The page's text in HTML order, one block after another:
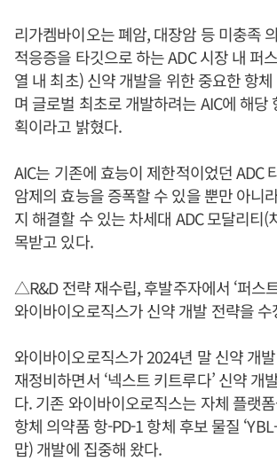
리가켐바이오는 폐암, 대장암 등 미충족
적응증을 타깃으로 하는 ADC 시장 내 퍼
열 내 최초) 신약 개발을 위한 중요한 항
며 글로벌 최초로 개발하려는 AIC에 해당
획이라고 밝혔다.
AIC는 기존에 효능이 제한적이었던 ADC
암제의 효능을 증폭할 수 있을 뿐만 아니
지 해결할 수 있는 차세대 ADC 모달리티(
목받고 있다.
△R&D 전략 재수립, 후발주자에서 ‘퍼스
와이바이오로직스가 신약 개발 전략을 수
와이바이오로직스가 2024년 말 신약 개
재정비하면서 ‘넥스트 키트루다’ 신약 개
다. 기존 와이바이오로직스는 자체 플랫
항체 의약품 항-PD-1 항체 후보 물질
맙) 개발에 집중해 왔다.